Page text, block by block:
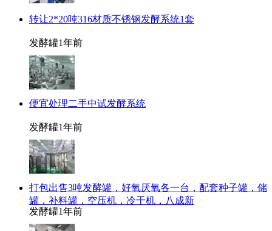
转让2*20吨316材质不锈钢发酵系统1套
发酵罐1年前
便宜处理二手中试发酵系统
发酵罐1年前
打包出售3吨发酵罐，好氧厌氧各一台，配套种子罐，储
罐，补料罐，空压机，冷干机，八成新
发酵罐1年前